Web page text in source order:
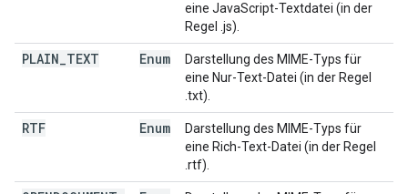
eine JavaScript-Textdatei (in der
Regel .js).
PLAIN TEXT Enum
Darstellung des MIME-Typs für
eine Nur-Text-Datei (in der Regel
.txt).
RTF Enum
Darstellung des MIME-Typs für
eine Rich-Text-Datei (in der Regel
.rtf).